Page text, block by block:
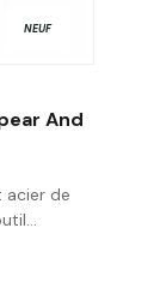
NEUF
And
acier de